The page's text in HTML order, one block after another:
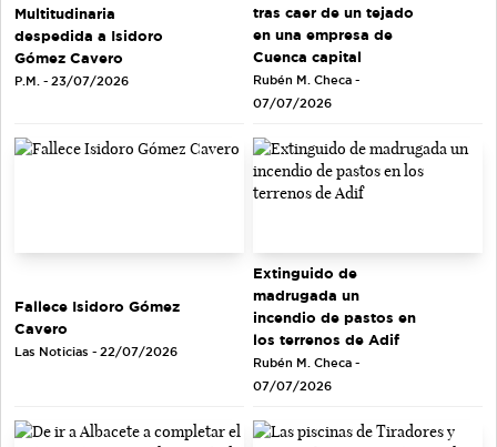
Multitudinaria
despedida a Isidoro
Gómez Cavero
P.M. - 23/07/2026
tras caer de un tejado
en una empresa de
Cuenca capital
Rubén M. Checa -
07/07/2026
Fallece Isidoro Gómez
Cavero
Las Noticias - 22/07/2026
Extinguido de
madrugada un
incendio de pastos en
los terrenos de Adif
Rubén M. Checa -
07/07/2026